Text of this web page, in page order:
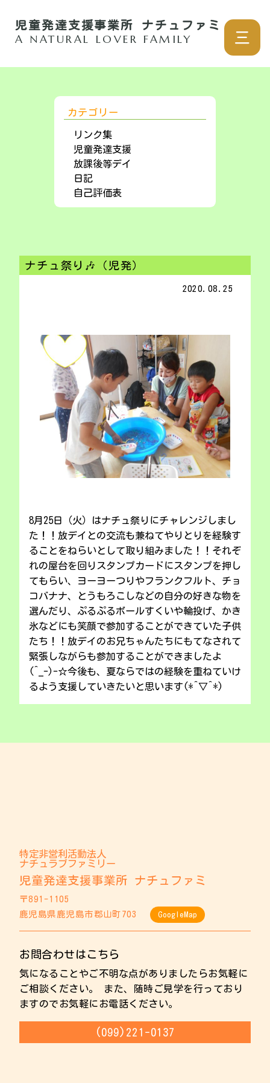
児童発達支援事業所 ナチュファミ
A NATURAL LOVER FAMILY 三
ナチュ祭り🎶（児発）
2020.08.25
8月25日（火）はナチュ祭りにチャレンジしまし
た！！放デイとの交流も兼ねてやりとりを経験す
ることをねらいとして取り組みました！！それぞ
れの屋台を回りスタンプカードにスタンプを押し
てもらい、ヨーヨーつりやフランクフルト、チョ
コバナナ、とうもろこしなどの自分の好きな物を
選んだり、ぷるぷるボールすくいや輪投げ、かき
氷などにも笑顔で参加することができていた子供
たち！！放デイのお兄ちゃんたちにもてなされて
緊張しながらも参加することができましたよ
(^_-)-☆今後も、夏ならではの経験を重ねていけ
るよう支援していきたいと思います(*^▽^*)
カテゴリー
リンク集
児童発達支援
放課後等デイ
日記
自己評価表
特定非営利活動法人
ナチュラブファミリー
児童発達支援事業所 ナチュファミ
〒891-1105
鹿児島県鹿児島市郡山町703
GoogleMap
お問合わせはこちら
気になることやご不明な点がありましたらお気軽に
ご相談ください。 また、随時ご見学を行っており
ますのでお気軽にお電話ください。
(099)221-0137